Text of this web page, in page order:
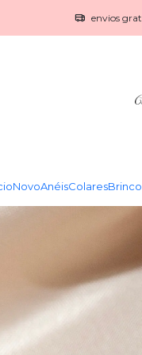
NovoAnéisColares
envios
Início